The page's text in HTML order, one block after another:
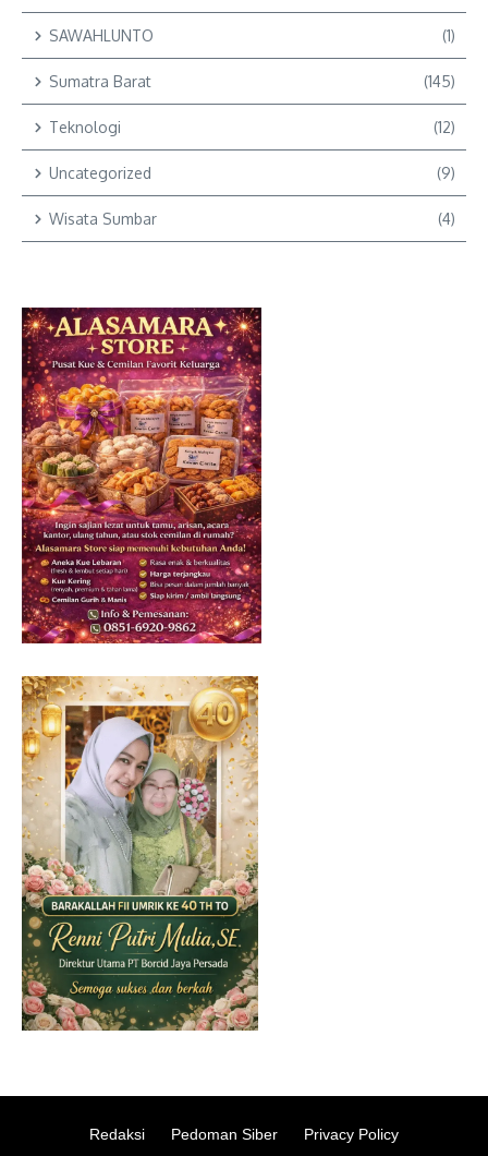
SAWAHLUNTO (1)
Sumatra Barat (145)
Teknologi (12)
Uncategorized (9)
Wisata Sumbar (4)
Redaksi Pedoman Siber Privacy Policy